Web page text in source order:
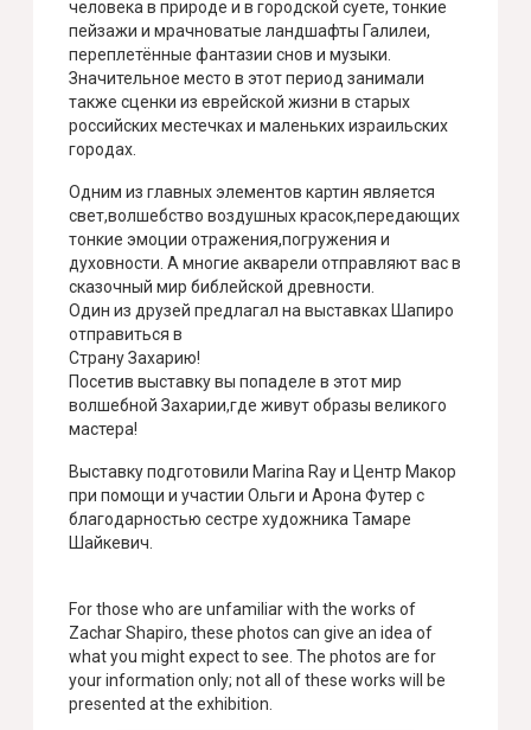
человека в природе и в городской суете, тонкие
пейзажи и мрачноватые ландшафты Галилеи,
переплетённые фантазии снов и музыки.
Значительное место в этот период занимали
также сценки из еврейской жизни в старых
российских местечках и маленьких израильских
городах.
Одним из главных элементов картин является
свет,волшебство воздушных красок,передающих
тонкие эмоции отражения,погружения и
духовности. А многие акварели отправляют вас в
сказочный мир библейской древности.
Один из друзей предлагал на выставках Шапиро
отправиться в
Страну Захарию!
Посетив выставку вы попаделе в этот мир
волшебной Захарии,где живут образы великого
мастера!
Выставку подготовили Marina Ray и Центр Макор
при помощи и участии Ольги и Арона Футер с
благодарностью сестре художника Тамаре
Шайкевич.
For those who are unfamiliar with the works of
Zachar Shapiro, these photos can give an idea of
what you might expect to see. The photos are for
your information only; not all of these works will be
presented at the exhibition.